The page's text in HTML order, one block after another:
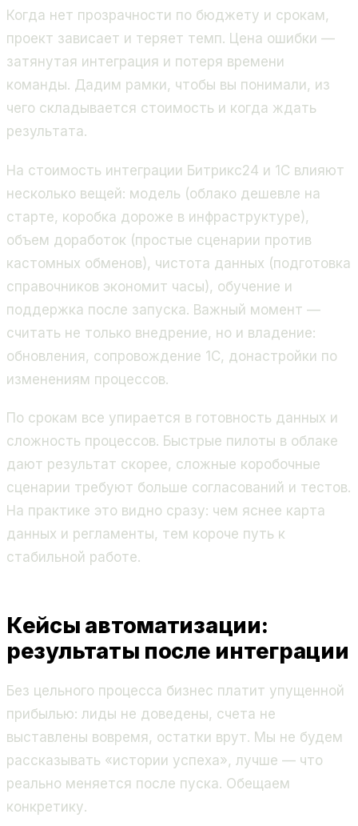
Когда нет прозрачности по бюджету и срокам,
проект зависает и теряет темп. Цена ошибки —
затянутая интеграция и потеря времени
команды. Дадим рамки, чтобы вы понимали, из
чего складывается стоимость и когда ждать
результата.
На стоимость интеграции Битрикс24 и 1С влияют
несколько вещей: модель (облако дешевле на
старте, коробка дороже в инфраструктуре),
объем доработок (простые сценарии против
кастомных обменов), чистота данных (подготовка
справочников экономит часы), обучение и
поддержка после запуска. Важный момент —
считать не только внедрение, но и владение:
обновления, сопровождение 1С, донастройки по
изменениям процессов.
По срокам все упирается в готовность данных и
сложность процессов. Быстрые пилоты в облаке
дают результат скорее, сложные коробочные
сценарии требуют больше согласований и тестов.
На практике это видно сразу: чем яснее карта
данных и регламенты, тем короче путь к
стабильной работе.
Кейсы автоматизации:
результаты после интеграции
Без цельного процесса бизнес платит упущенной
прибылью: лиды не доведены, счета не
выставлены вовремя, остатки врут. Мы не будем
рассказывать «истории успеха», лучше — что
реально меняется после пуска. Обещаем
конкретику.